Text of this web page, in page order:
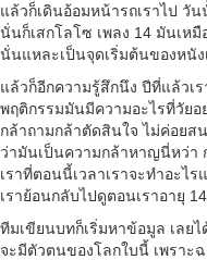
แล้วก็เดินอ้อมหน้ารถเราไป
นั่นก็เสกโลโซ เพลง 14 มันเห
นั่นแหละเป็นจุดเริ่มต้นของหนัง
แล้วก็อีกความรู้สึกนึง ปีที่แล้วเร
พฤติกรรมมันมีความอะไรที่วัยอ
กล้าถามกล้าตัดสินใจ ไม่ค่อยส
ว่ามันเป็นความกล้าหาญนี่หว่า
เราที่ตอนนี้เวลาเราจะทำอะไ
เราย้อนกลับไปดูตอนเราอายุ
ทีมเขียนบทก็เริ่มหาข้อมูล เลย
จะมีตัวตนของโลกใบนี้ เพราะ